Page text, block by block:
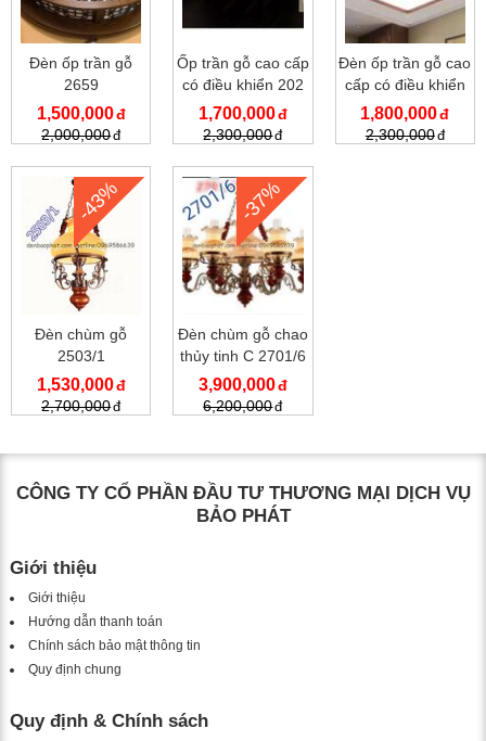
Đèn ốp trần gỗ
2659
1,500,000
2,000,000
Ốp trần gỗ cao cấp
có điều khiển 202
1,700,000
2,300,000
Đèn ốp trần gỗ cao
cấp có điều khiển
203
1,800,000
2,300,000
-43%
Đèn chùm gỗ
2503/1
1,530,000
2,700,000
-37%
Đèn chùm gỗ chao
thủy tinh C 2701/6
3,900,000
6,200,000
CÔNG TY CỔ PHẦN ĐẦU TƯ THƯƠNG MẠI DỊCH VỤ
BẢO PHÁT
Giới thiệu
Giới thiệu
Hướng dẫn thanh toán
Chính sách bảo mật thông tin
Quy định chung
Quy định & Chính sách